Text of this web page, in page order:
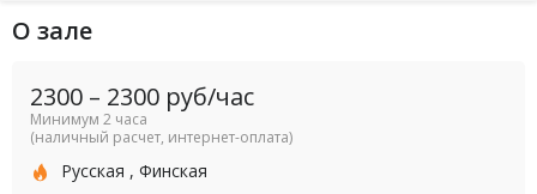
О зале
2300 – 2300 руб/час
Минимум 2 часа
(наличный расчет, интернет-оплата)
Русская , Финская